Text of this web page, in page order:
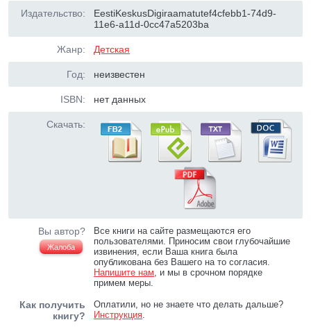
Издательство:
EestiKeskusDigiraamatutef4cfebb1-74d9-
11e6-a11d-0cc47a5203ba
Жанр: Детская
Год: неизвестен
ISBN: нет данных
Скачать:
Вы автор?
Жалоба
Все книги на сайте размещаются его
пользователями. Приносим свои глубочайшие
извинения, если Ваша книга была
опубликована без Вашего на то согласия.
Напишите нам, и мы в срочном порядке
примем меры.
Как получить
книгу?
Оплатили, но не знаете что делать дальше?
Инструкция.